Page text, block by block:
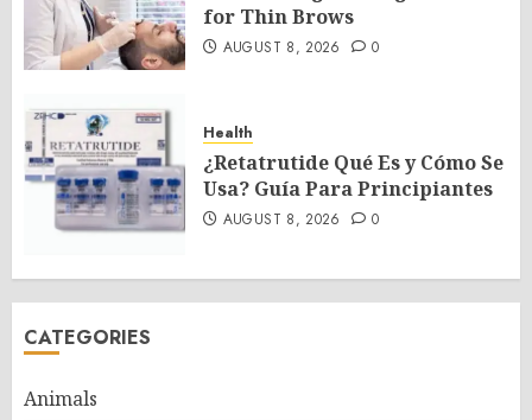
for Thin Brows
AUGUST 8, 2026 0
Health
¿Retatrutide Qué Es y Cómo Se
Usa? Guía Para Principiantes
AUGUST 8, 2026 0
CATEGORIES
Animals